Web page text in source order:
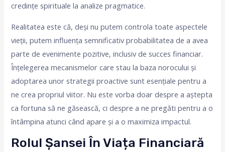
credințe spirituale la analize pragmatice.
Realitatea este că, deși nu putem controla toate aspectele
vieții, putem influența semnificativ probabilitatea de a avea
parte de evenimente pozitive, inclusiv de succes financiar.
Înțelegerea mecanismelor care stau la baza norocului și
adoptarea unor strategii proactive sunt esențiale pentru a
ne crea propriul viitor. Nu este vorba doar despre a aștepta
ca fortuna să ne găsească, ci despre a ne pregăti pentru a o
întâmpina atunci când apare și a o maximiza impactul.
Rolul Șansei În Viața Financiară